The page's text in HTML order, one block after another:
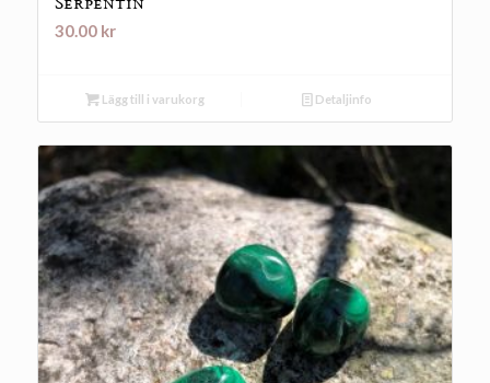
Serpentin
30.00 kr
Lägg till i varukorg Detaljinfo